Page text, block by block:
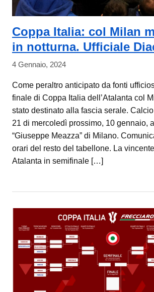
Coppa Italia: col Milan
in notturna. Ufficiale
4 Gennaio, 2024
Come peraltro anticipato da fonti
finale di Coppa Italia dell’Atalanta col
stato destinato alla fascia serale.
21 di mercoledì prossimo, 10 gennaio,
“Giuseppe Meazza” di Milano.
orari del resto del tabellone. La
Atalanta in semifinale […]